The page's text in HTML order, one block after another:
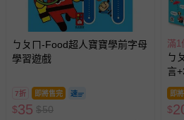
商品實際的配達日期，可於訂單
已出貨通知之訊息為主。
如您收到商品，請依正常流程檢
情形，您可申請更換新品或退貨
若您對於會員帳號、商品訂購與
式、折價券與購物金的使用、退
ㄅㄆㄇ-Food超人寶寶學前字母
學習遊戲
7折 即將售完
$35 $50
滿1
ㄅ
言
連
+互
即
$